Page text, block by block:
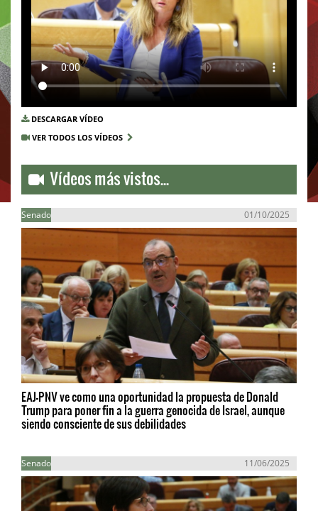
DESCARGAR VÍDEO
VER TODOS LOS VÍDEOS
Vídeos más vistos...
Senado 01/10/2025
EAJ-PNV ve como una oportunidad la propuesta de Donald
Trump para poner fin a la guerra genocida de Israel, aunque
siendo consciente de sus debilidades
Senado 11/06/2025